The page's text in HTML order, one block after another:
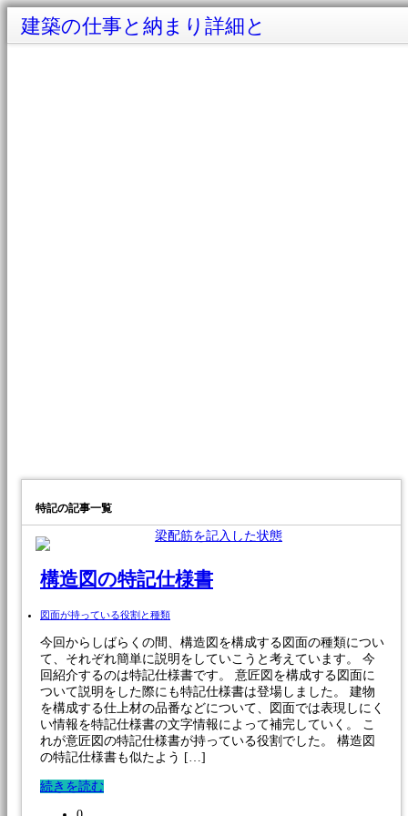
建築の仕事と納まり詳細と
特記の記事一覧
構造図の特記仕様書
図面が持っている役割と種類
今回からしばらくの間、構造図を構成する図面の種類につい
て、それぞれ簡単に説明をしていこうと考えています。 今
回紹介するのは特記仕様書です。 意匠図を構成する図面に
ついて説明をした際にも特記仕様書は登場しました。 建物
を構成する仕上材の品番などについて、図面では表現しにく
い情報を特記仕様書の文字情報によって補完していく。 こ
れが意匠図の特記仕様書が持っている役割でした。 構造図
の特記仕様書も似たよう […]
続きを読む